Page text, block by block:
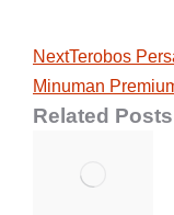
NextNext
post:
Terobos
Minuman
Related Posts